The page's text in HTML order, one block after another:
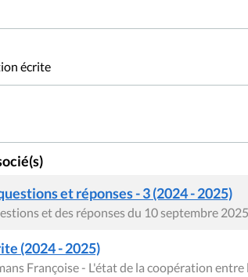
écrite
et réponses - 3 (2024 - 2025)
et des réponses du 10 septembre 2025
(2024 - 2025)
Françoise - L'état de la coopération